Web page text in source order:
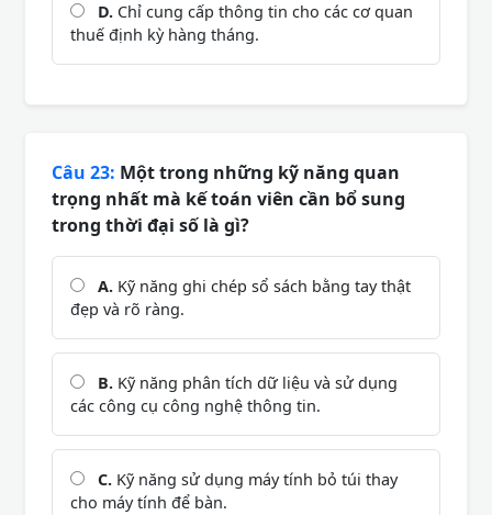
D. Chỉ cung cấp thông tin cho các cơ quan
thuế định kỳ hàng tháng.
Câu 23: Một trong những kỹ năng quan
trọng nhất mà kế toán viên cần bổ sung
trong thời đại số là gì?
A. Kỹ năng ghi chép sổ sách bằng tay thật
đẹp và rõ ràng.
B. Kỹ năng phân tích dữ liệu và sử dụng
các công cụ công nghệ thông tin.
C. Kỹ năng sử dụng máy tính bỏ túi thay
cho máy tính để bàn.